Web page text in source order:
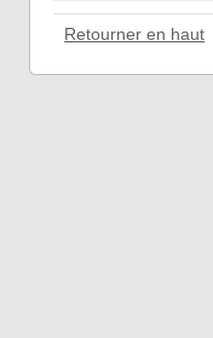
Retourner en haut